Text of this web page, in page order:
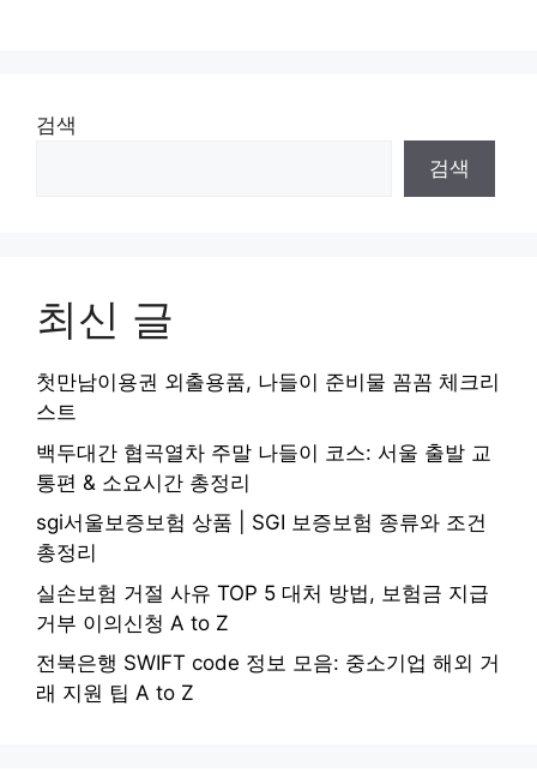
검색
검색
최신 글
첫만남이용권 외출용품, 나들이 준비물 꼼꼼 체크리
스트
백두대간 협곡열차 주말 나들이 코스: 서울 출발 교
통편 & 소요시간 총정리
sgi서울보증보험 상품 | SGI 보증보험 종류와 조건
총정리
실손보험 거절 사유 TOP 5 대처 방법, 보험금 지급
거부 이의신청 A to Z
전북은행 SWIFT code 정보 모음: 중소기업 해외 거
래 지원 팁 A to Z